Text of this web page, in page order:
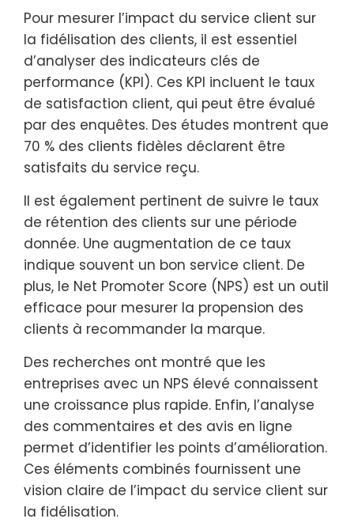
Pour mesurer l’impact du service client sur
la fidélisation des clients, il est essentiel
d’analyser des indicateurs clés de
performance (KPI). Ces KPI incluent le taux
de satisfaction client, qui peut être évalué
par des enquêtes. Des études montrent que
70 % des clients fidèles déclarent être
satisfaits du service reçu.
Il est également pertinent de suivre le taux
de rétention des clients sur une période
donnée. Une augmentation de ce taux
indique souvent un bon service client. De
plus, le Net Promoter Score (NPS) est un outil
efficace pour mesurer la propension des
clients à recommander la marque.
Des recherches ont montré que les
entreprises avec un NPS élevé connaissent
une croissance plus rapide. Enfin, l’analyse
des commentaires et des avis en ligne
permet d’identifier les points d’amélioration.
Ces éléments combinés fournissent une
vision claire de l’impact du service client sur
la fidélisation.